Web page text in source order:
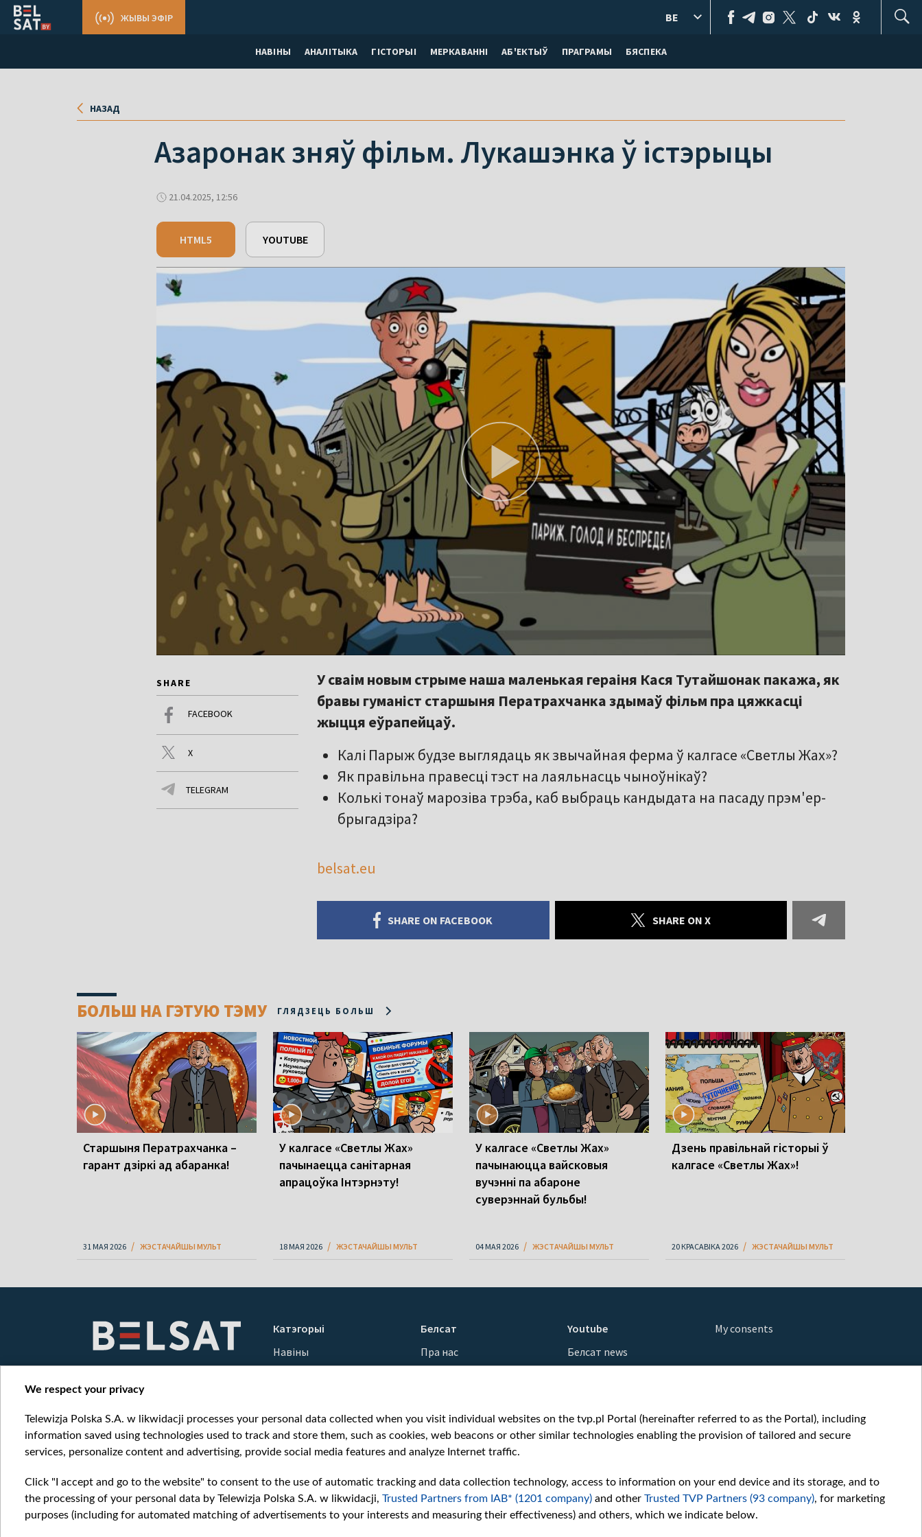
НАВІНЫ АНАЛІТЫКА ГІСТОРЫІ МЕРКАВАННI АБ'ЕКТЫЎ ПРАГРАМЫ БЯСПЕКА
ЖЫВЫ ЭФІР BE
НАЗАД
Азаронак зняў фільм. Лукашэнка ў істэрыцы
21.04.2025, 12:56
HTML5 YOUTUBE
SHARE
FACEBOOK
X
TELEGRAM
У сваім новым стрыме наша маленькая гераіня Кася Тутайшонак пакажа, як
бравы гуманіст старшыня Ператрахчанка здымаў фільм пра цяжкасці
жыцця еўрапейцаў.
Калі Парыж будзе выглядаць як звычайная ферма ў калгасе «Светлы Жах»?
Як правільна правесці тэст на лаяльнасць чыноўнікаў?
Колькі тонаў марозіва трэба, каб выбраць кандыдата на пасаду прэм'ер-
брыгадзіра?
belsat.eu
SHARE ON FACEBOOK SHARE ON X
БОЛЬШ НА ГЭТУЮ ТЭМУ ГЛЯДЗЕЦЬ БОЛЬШ
Старшыня Ператрахчанка –
гарант дзіркі ад абаранка!
31 МАЯ 2026 ЖЭСТАЧАЙШЫ МУЛЬТ
У калгасе «Светлы Жах»
пачынаецца санітарная
апрацоўка Інтэрнэту!
18 МАЯ 2026 ЖЭСТАЧАЙШЫ МУЛЬТ
У калгасе «Светлы Жах»
пачынаюцца вайсковыя
вучэнні па абароне
суверэннай бульбы!
04 МАЯ 2026 ЖЭСТАЧАЙШЫ МУЛЬТ
Дзень правільнай гісторыі ў
калгасе «Светлы Жах»!
20 КРАСАВІКА 2026 ЖЭСТАЧАЙШЫ МУЛЬТ
Катэгорыі
Навіны
Вайна
Белсат
Пра нас
Кантакты
Як нас глядзець
Узнагароды
Міжнародная супраца
Ціск з боку ўладаў
Беларусі
Як нас падтрымаць
Youtube
Белсат news
Белсат Shorts
Belsat English
Biełsat PL
Белсат History
Белсат Music
Белсат Doc
My consents
We respect your privacy
Telewizja Polska S.A. w likwidacji processes your personal data collected when you visit individual websites on the tvp.pl Portal (hereinafter referred to as the Portal), including
information saved using technologies used to track and store them, such as cookies, web beacons or other similar technologies enabling the provision of tailored and secure
services, personalize content and advertising, provide social media features and analyze Internet traffic.
Click "I accept and go to the website" to consent to the use of automatic tracking and data collection technology, access to information on your end device and its storage, and to
the processing of your personal data by Telewizja Polska S.A. w likwidacji, Trusted Partners from IAB* (1201 company) and other Trusted TVP Partners (93 company), for marketing
purposes (including for automated matching of advertisements to your interests and measuring their effectiveness) and others, which we indicate below.